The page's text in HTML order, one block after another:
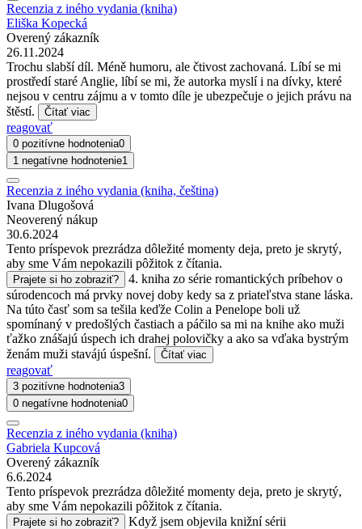
Recenzia z iného vydania (kniha)
Eliška Kopecká
Overený zákazník
26.11.2024
Trochu slabší díl. Méně humoru, ale čtivost zachovaná. Líbí se mi
prostředí staré Anglie, líbí se mi, že autorka myslí i na dívky, které
nejsou v centru zájmu a v tomto díle je ubezpečuje o jejich právu na
štěstí.
Čítať viac
reagovať
0 pozitívne hodnotenia0
1 negatívne hodnotenie1
Recenzia z iného vydania (kniha, čeština)
Ivana Dlugošová
Neoverený nákup
30.6.2024
Tento príspevok prezrádza dôležité momenty deja, preto je skrytý,
aby sme Vám nepokazili pôžitok z čítania.
Prajete si ho zobraziť?
4. kniha zo série romantických príbehov o
súrodencoch má prvky novej doby kedy sa z priateľstva stane láska.
Na túto časť som sa tešila keďže Colin a Penelope boli už
spomínaný v predošlých častiach a páčilo sa mi na knihe ako muži
ťažko znášajú úspech ich drahej polovičky a ako sa vďaka bystrým
ženám muži stavájú úspešní.
Čítať viac
reagovať
3 pozitívne hodnotenia3
0 negatívne hodnotenia0
Recenzia z iného vydania (kniha)
Gabriela Kupcová
Overený zákazník
6.6.2024
Tento príspevok prezrádza dôležité momenty deja, preto je skrytý,
aby sme Vám nepokazili pôžitok z čítania.
Prajete si ho zobraziť?
Když jsem objevila knižní sérii